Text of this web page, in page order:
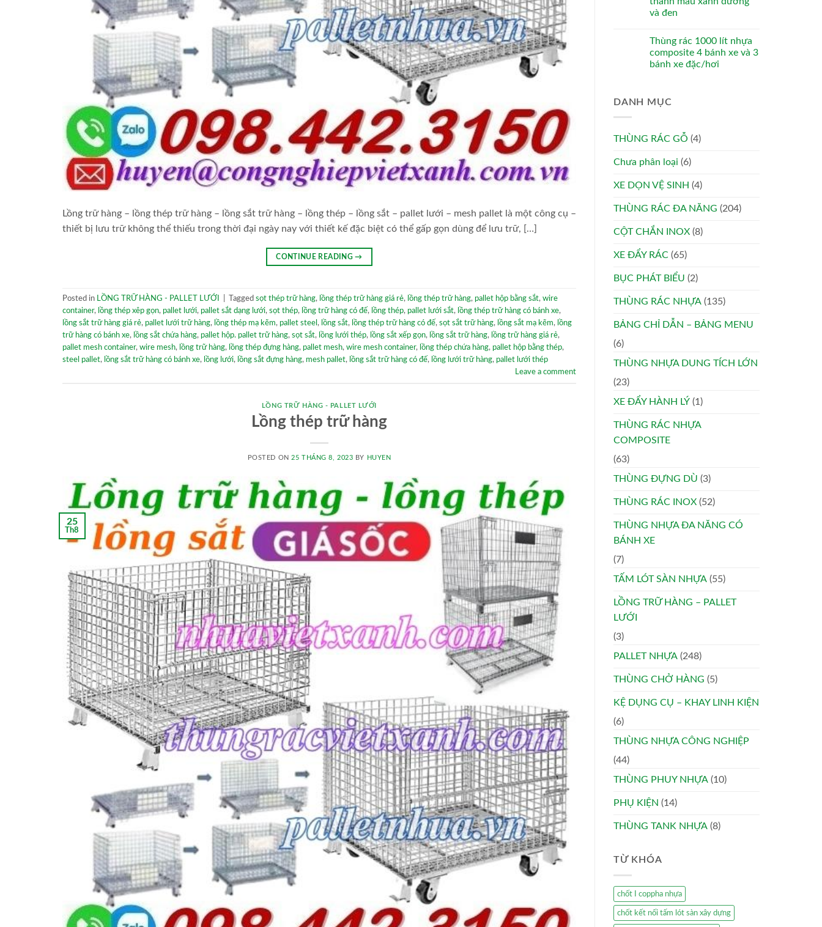
Lồng trữ hàng – lồng thép trữ hàng – lồng sắt trữ hàng – lồng thép – lồng sắt – pallet lưới – mesh pallet là một công cụ –
thiết bị lưu trữ không thể thiếu trong thời đại ngày nay với thiết kế đặc biệt có thể gấp gọn dùng để lưu trữ, […]
CONTINUE READING→
Posted in LỒNG TRỮ HÀNG - PALLET LƯỚI Tagged sọt thép trữ hàng, lồng thép trữ hàng giá rẻ, lồng thép trữ hàng, pallet hộp bằng sắt, wire
container, lồng thép xêp gọn, pallet lưới, pallet sắt dạng lưới, sọt thép, lồng trữ hàng có đế, lồng thép, pallet lưới sắt, lồng thép trữ hàng có bánh xe,
lồng sắt trữ hàng giá rẻ, pallet lưới trữ hàng, lồng thép mạ kẽm, pallet steel , lồng sắt, lồng thép trữ hàng có đế, sọt sắt trữ hàng, lồng sắt mạ kẽm, lồng
trữ hàng có bánh xe, lồng sắt chứa hàng, pallet hộp. pallet trữ hàng, sọt sắt, lồng lưới thép, lồng sắt xếp gọn, lồng sắt trữ hàng, lồng trữ hàng giá rẻ,
pallet mesh container, wire mesh, lồng trữ hàng, lồng thép đựng hàng, pallet mesh, wire mesh container, lồng thép chứa hàng, pallet hộp bằng thép,
steel pallet, lồng sắt trữ hàng có bánh xe, lồng lưới, lồng sắt đựng hàng, mesh pallet, lồng sắt trữ hàng có đế, lồng lưới trữ hàng, pallet lưới thép
Leave a comment
LỒNG TRỮ HÀNG - PALLET LƯỚI
Lồng thép trữ hàng
POSTED ON25 THÁNG 8, 2023 BY HUYEN
25
Th8
và đen
Thùng rác 1000 lít nhựa
composite 4 bánh xe và 3
bánh xe đặc/hơi
DANH MỤC
THÙNG RÁC GỖ (4)
Chưa phân loại (6)
XE DỌN VỆ SINH (4)
THÙNG RÁC ĐA NĂNG (204)
CỘT CHẮN INOX (8)
XE ĐẨY RÁC (65)
BỤC PHÁT BIỂU (2)
THÙNG RÁC NHỰA (135)
BẢNG CHỈ DẪN – BẢNG MENU
(6)
THÙNG NHỰA DUNG TÍCH LỚN
(23)
XE ĐẨY HÀNH LÝ (1)
THÙNG RÁC NHỰA
COMPOSITE
(63)
THÙNG ĐỰNG DÙ (3)
THÙNG RÁC INOX (52)
THÙNG NHỰA ĐA NĂNG CÓ
BÁNH XE
(7)
TẤM LÓT SÀN NHỰA (55)
LỒNG TRỮ HÀNG – PALLET
LƯỚI
(3)
PALLET NHỰA (248)
THÙNG CHỞ HÀNG (5)
KỆ DỤNG CỤ – KHAY LINH KIỆN
(6)
THÙNG NHỰA CÔNG NGHIỆP
(44)
THÙNG PHUY NHỰA (10)
PHỤ KIỆN (14)
THÙNG TANK NHỰA (8)
TỪ KHÓA
chốt I coppha nhựa
chốt kết nối tấm lót sàn xây dựng